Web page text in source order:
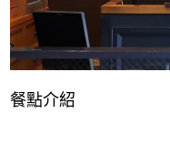
餐點介紹